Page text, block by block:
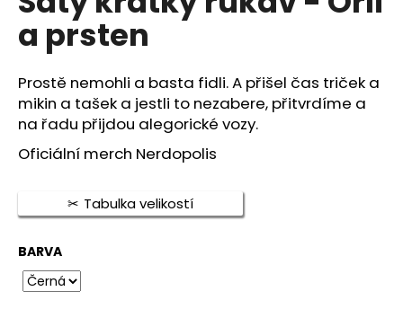
je
z
hvězdiček.
a prsten
Prostě nemohli a basta fidli. A přišel čas triček a
mikin a tašek a jestli to nezabere, přitvrdíme a
na řadu přijdou alegorické vozy.
Oficiální merch Nerdopolis
Tabulka velikostí
BARVA
a
j
t
?
HLEDAT
D